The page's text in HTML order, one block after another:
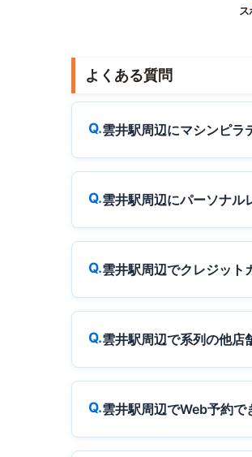
よくある質問
雲井駅周辺にマシンピラ
雲井駅周辺にパーソナル
雲井駅周辺でクレジット
雲井駅周辺で系列の他店
雲井駅周辺でWeb予約で